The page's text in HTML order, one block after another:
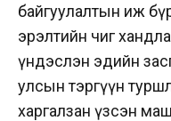
байгуулалтын иж
эрэлтийн чиг
үндэслэн эдийн
улсын тэргүүн
харгалзан үзсэн маш